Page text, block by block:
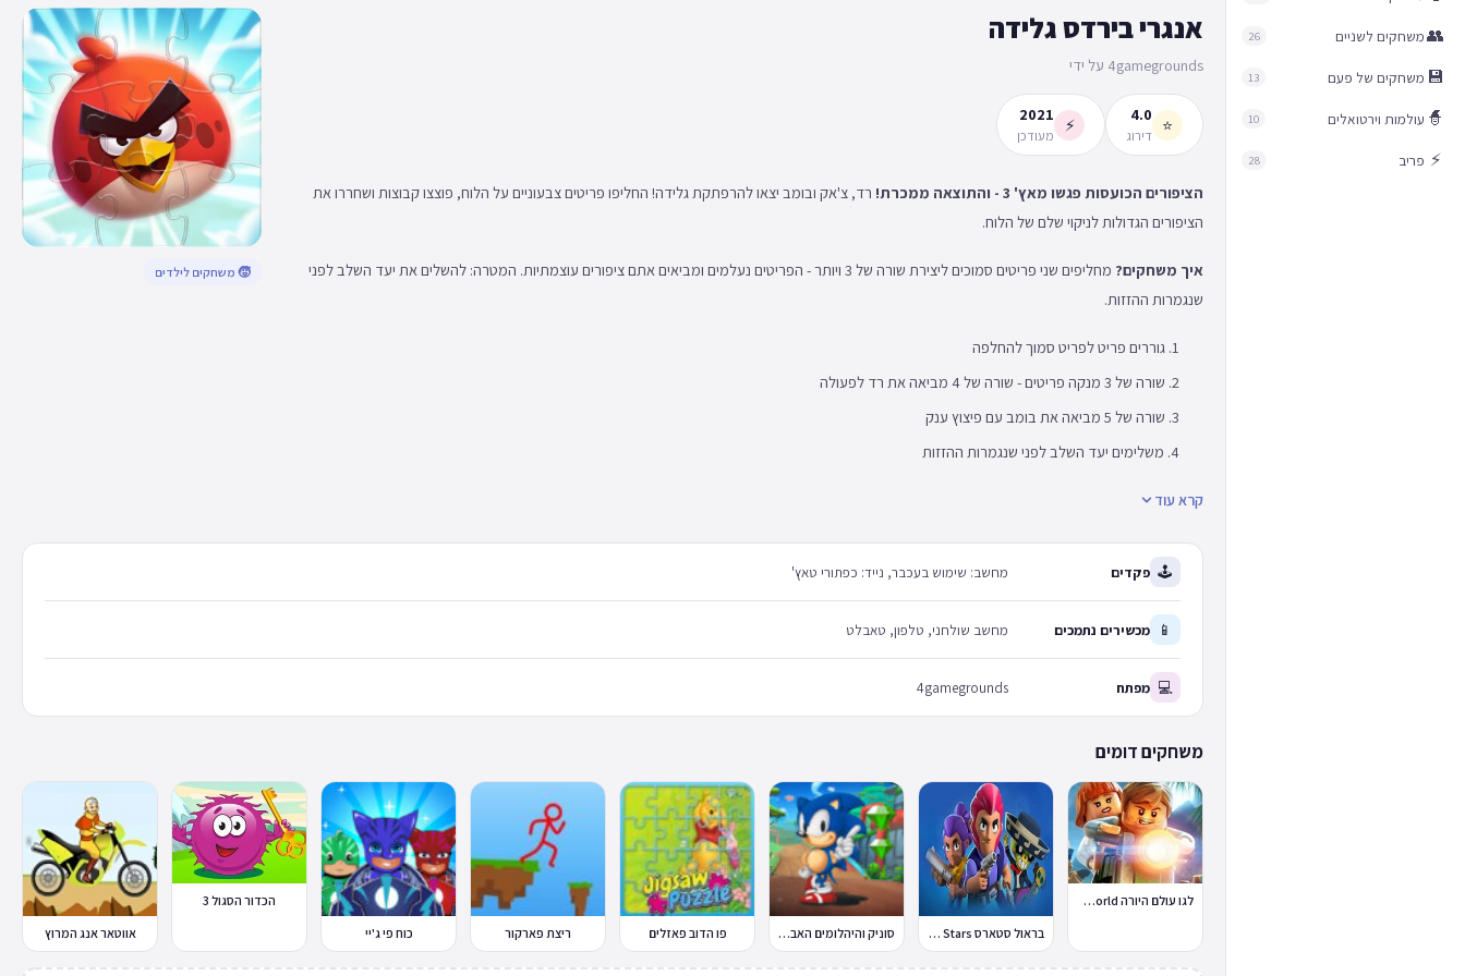
👥משחקים לשניים 26
💾 משחקים של פעם 13
🧙 עולמות וירטואלים 10
⚡ פריב 28
אנגרי בירדס גלידה
4gamegrounds על ידי
⭐
4.0
דירוג
⚡
2021
מעודכן
הציפורים הכועסות פגשו מאץ' 3 - והתוצאה ממכרת!
רד, צ'אק ובומב יצאו להרפתקת גלידה! החליפו פריטים צבעוניים על הלוח, פוצצו קבוצות ושחררו את
הציפורים הגדולות לניקוי שלם של הלוח.
איך משחקים?
מחליפים שני פריטים סמוכים ליצירת שורה של 3 ויותר - הפריטים נעלמים ומביאים אתם ציפורים עוצמתיות. המטרה: להשלים את יעד השלב לפני
שנגמרות ההזזות.
גוררים פריט לפריט סמוך להחלפה
שורה של 3 מנקה פריטים - שורה של 4 מביאה את רד לפעולה
שורה של 5 מביאה את בומב עם פיצוץ ענק
משלימים יעד השלב לפני שנגמרות ההזזות
קרא עוד
🧒 משחקים לילדים
🕹 פקדים מחשב: שימוש בעכבר, נייד: כפתורי טאץ'
📱 מכשירים נתמכים מחשב שולחני, טלפון, טאבלט
💻 מפתח 4gamegrounds
משחקים דומים
לגו עולם היורה Lego Jurassic World
בראול סטארס Brawl Stars סוניק והיהלומים האבודים פו הדוב פאזלים ריצת פארקור כוח פי ג'יי
הכדור הסגול 3
אווטאר אנג המרוץ